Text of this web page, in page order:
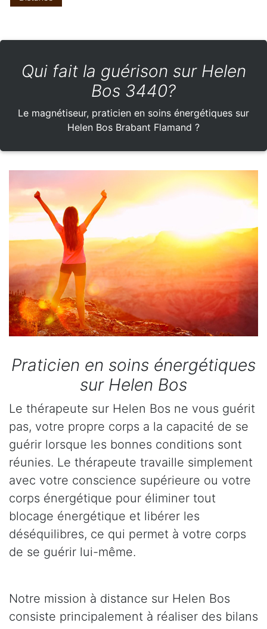
Qui fait la guérison sur Helen
Bos 3440?
Le magnétiseur, praticien en soins énergétiques sur
Helen Bos Brabant Flamand ?
Praticien en soins énergétiques
sur Helen Bos
Le thérapeute sur Helen Bos ne vous guérit
pas, votre propre corps a la capacité de se
guérir lorsque les bonnes conditions sont
réunies. Le thérapeute travaille simplement
avec votre conscience supérieure ou votre
corps énergétique pour éliminer tout
blocage énergétique et libérer les
déséquilibres, ce qui permet à votre corps
de se guérir lui-même.
Notre mission à distance sur Helen Bos
consiste principalement à réaliser des bilans